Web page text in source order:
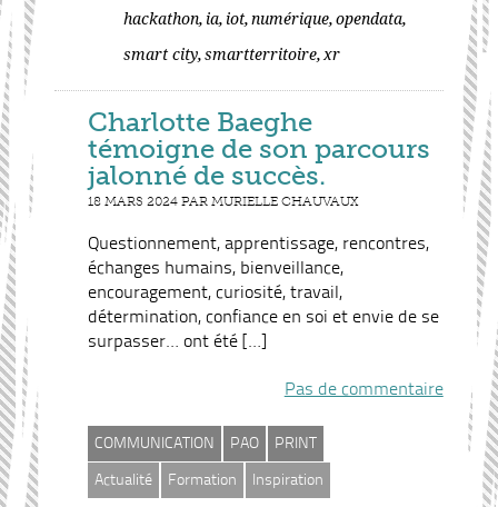
hackathon, ia, iot, numérique, opendata,
smart city, smartterritoire, xr
Charlotte Baeghe
témoigne de son parcours
jalonné de succès.
18 MARS 2024 PAR MURIELLE CHAUVAUX
Questionnement, apprentissage, rencontres,
échanges humains, bienveillance,
encouragement, curiosité, travail,
détermination, confiance en soi et envie de se
surpasser… ont été […]
Pas de commentaire
COMMUNICATION PAO PRINT
Actualité Formation Inspiration